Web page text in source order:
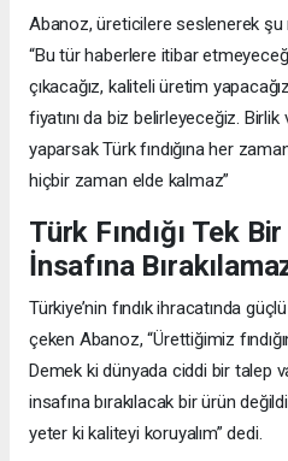
Abanoz, üreticilere seslenerek şu
“Bu tür haberlere itibar
çıkacağız, kaliteli üretim
fiyatını da biz belirleyeceğiz.
yaparsak Türk fındığına her
hiçbir zaman elde kalmaz”
Türk Fındığı Tek
İnsafına
Türkiye’nin fındık ihracatında
çeken Abanoz, “Ürettiğimiz
Demek ki dünyada ciddi bir talep
insafına bırakılacak bir ürün
yeter ki kaliteyi koruyalım” dedi.